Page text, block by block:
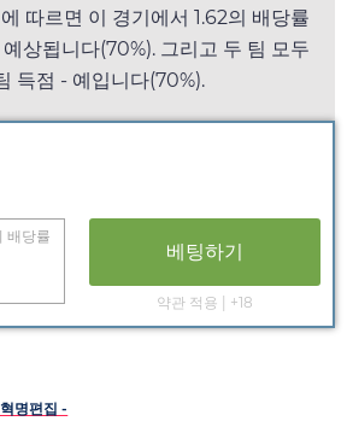
따르면 이 경기에서 1.62의 배당률
상됩니다(70%). 그리고 두 팀 모두
득점 - 예입니다(70%).
배당률
베팅하기
약관 적용 | +18
명편집 -